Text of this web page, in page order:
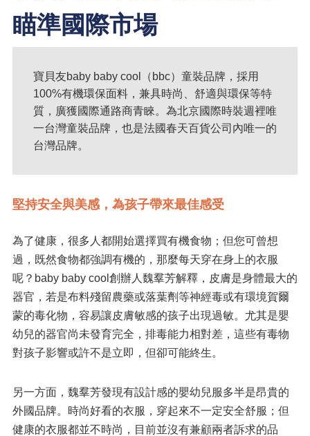
瞄準國際市場
寶貝友baby baby cool（bbc）童裝品牌，採用
100%有機環保面料，兼具時尚、舒適與環保等特
質，廣獲國際通路商青睞。為北京國際時裝週裡唯
一台灣童裝品牌，也是法國春天百貨公司內唯一的
台灣品牌。
堅持安全與美感，為孩子帶來最佳感受
為了健康，很多人都開始選擇買有機食物；但您可曾想
過，既然食物都強調有機的，那麼每天穿在身上的衣服
呢？baby baby cool創辦人魏羣芳解釋，皮膚是身體最大的
器官，若是布料殘留農藥或落葉劑等神經毒或有環境賀爾
蒙的毒化物，容易讓皮膚敏感的孩子出現過敏。尤其是嬰
幼兒的器官尚未發育完全，排毒能力相對差，這些有毒物
對孩子影響或許不是立即，但卻可能終生。
另一方面，魏羣芳發現有設計感的嬰幼兒服多半是昂貴的
外國品牌。時尚好看的衣服，穿起來不一定安全舒服；但
健康的衣服都並不時尚，目前並沒有兼顧兩者訴求的品